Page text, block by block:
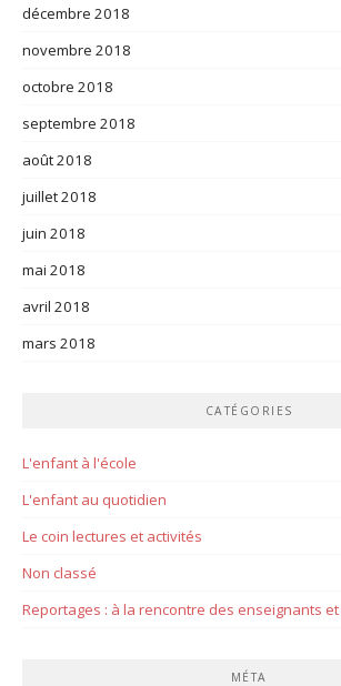
décembre 2018
novembre 2018
octobre 2018
septembre 2018
août 2018
juillet 2018
juin 2018
mai 2018
avril 2018
mars 2018
CATÉGORIES
L'enfant à l'école
L'enfant au quotidien
Le coin lectures et activités
Non classé
Reportages : à la rencontre des enseignants
MÉTA